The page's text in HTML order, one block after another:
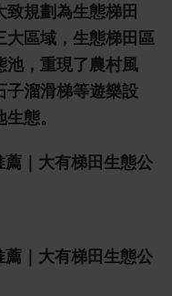
規劃為生態梯田
大區域，生態梯田區
池，重現了農村風
子溜滑梯等遊樂設
態。